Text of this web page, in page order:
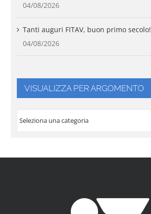
04/08/2026
Tanti auguri FITAV, buon primo secolo!
04/08/2026
VISUALIZZA PER ARGOMENTO